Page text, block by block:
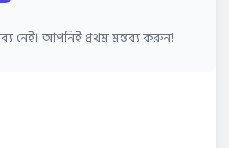
নেই। আপনিই প্রথম মন্তব্য করুন!